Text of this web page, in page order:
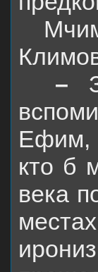
–
Ефим,
кто б
века